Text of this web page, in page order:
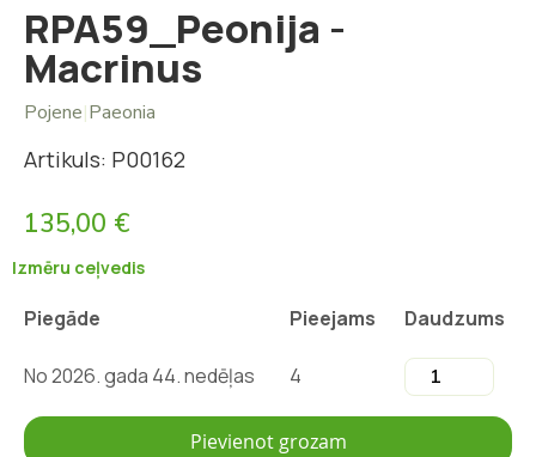
RPA59_Peonija -
Macrinus
Pojene|Paeonia
Artikuls: P00162
135,00 €
Izmēru ceļvedis
Piegāde Pieejams Daudzums
No 2026. gada 44. nedēļas 4
Pievienot grozam